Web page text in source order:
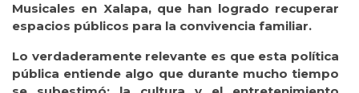
Musicales en Xalapa, que han logrado recuperar
espacios públicos para la convivencia familiar.
Lo verdaderamente relevante es que esta política
pública entiende algo que durante mucho tiempo